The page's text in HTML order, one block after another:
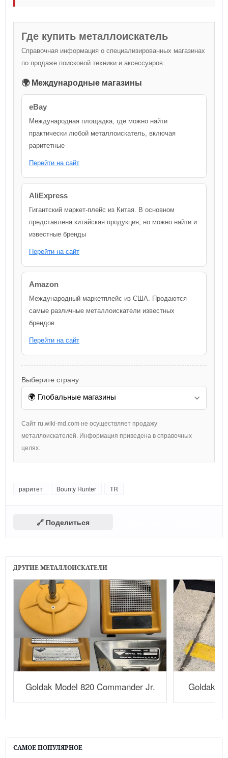
Где купить металлоискатель
Справочная информация о специализированных магазинах
по продаже поисковой техники и аксессуаров.
🌍 Международные магазины
eBay
Международная площадка, где можно найти
практически любой металлоискатель, включая
раритетные
Перейти на сайт
AliExpress
Гигантский маркет-плейс из Китая. В основном
представлена китайская продукция, но можно найти и
известные бренды
Перейти на сайт
Amazon
Международный маркетплейс из США. Продаются
самые различные металлоискатели известных
брендов
Перейти на сайт
Выберите страну:
Сайт ru.wiki-md.com не осуществляет продажу
металлоискателей. Информация приведена в справочных
целях.
раритет Bounty Hunter TR
🔗 Поделиться
ДРУГИЕ МЕТАЛЛОИСКАТЕЛИ
Goldak Model 820 Commander Jr. Goldak
САМОЕ ПОПУЛЯРНОЕ